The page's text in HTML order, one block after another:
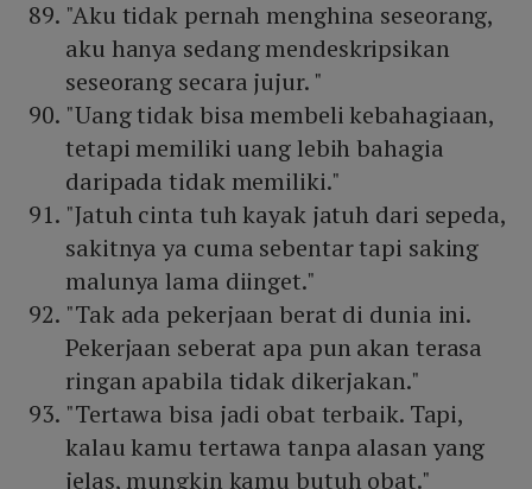
"Aku tidak pernah menghina seseorang,
aku hanya sedang mendeskripsikan
seseorang secara jujur. "
"Uang tidak bisa membeli kebahagiaan,
tetapi memiliki uang lebih bahagia
daripada tidak memiliki."
"Jatuh cinta tuh kayak jatuh dari sepeda,
sakitnya ya cuma sebentar tapi saking
malunya lama diinget."
"Tak ada pekerjaan berat di dunia ini.
Pekerjaan seberat apa pun akan terasa
ringan apabila tidak dikerjakan."
"Tertawa bisa jadi obat terbaik. Tapi,
kalau kamu tertawa tanpa alasan yang
jelas, mungkin kamu butuh obat."